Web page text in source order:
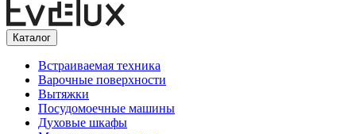
Каталог
Встраиваемая техника
Варочные поверхности
Вытяжки
Посудомоечные машины
Духовые шкафы